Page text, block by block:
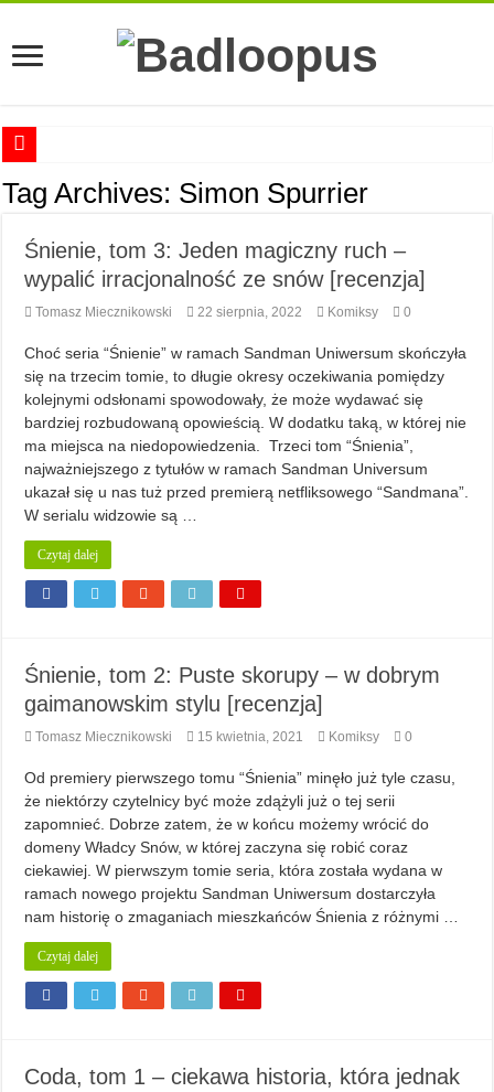
Anna Romaszkan – Praca w prosektorium nie pomaga oswoić się ze
Najlepsze mangi dla dorosłych
Najciekawsze zapowiedzi komiksowe na 2023 rok
Tag Archives: Simon Spurrier
Śnienie, tom 3: Jeden magiczny ruch –
wypalić irracjonalność ze snów [recenzja]
Tomasz Miecznikowski 22 sierpnia, 2022 Komiksy 0
Choć seria “Śnienie” w ramach Sandman Uniwersum skończyła
się na trzecim tomie, to długie okresy oczekiwania pomiędzy
kolejnymi odsłonami spowodowały, że może wydawać się
bardziej rozbudowaną opowieścią. W dodatku taką, w której nie
ma miejsca na niedopowiedzenia. Trzeci tom “Śnienia”,
najważniejszego z tytułów w ramach Sandman Universum
ukazał się u nas tuż przed premierą netfliksowego “Sandmana”.
W serialu widzowie są …
Czytaj dalej
Śnienie, tom 2: Puste skorupy – w dobrym
gaimanowskim stylu [recenzja]
Tomasz Miecznikowski 15 kwietnia, 2021 Komiksy 0
Od premiery pierwszego tomu “Śnienia” minęło już tyle czasu,
że niektórzy czytelnicy być może zdążyli już o tej serii
zapomnieć. Dobrze zatem, że w końcu możemy wrócić do
domeny Władcy Snów, w której zaczyna się robić coraz
ciekawiej. W pierwszym tomie seria, która została wydana w
ramach nowego projektu Sandman Uniwersum dostarczyła
nam historię o zmaganiach mieszkańców Śnienia z różnymi …
Czytaj dalej
Coda, tom 1 – ciekawa historia, która jednak